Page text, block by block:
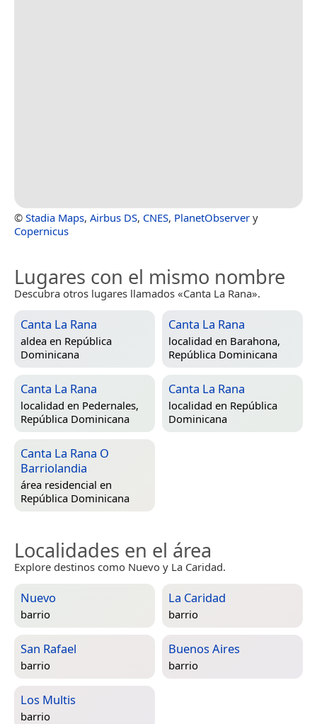
© Stadia Maps, Airbus DS, CNES, PlanetObserver y
Copernicus
Lugares con el mismo nombre
Descubra otros lugares llamados «Canta La Rana».
Canta La Rana
aldea en República
Dominicana
Canta La Rana
localidad en Barahona,
República Dominicana
Canta La Rana
localidad en Pedernales,
República Dominicana
Canta La Rana
localidad en República
Dominicana
Canta La Rana O
Barriolandia
área residencial en
República Dominicana
Localidades en el área
Explore destinos como Nuevo y La Caridad.
Nuevo
barrio
La Caridad
barrio
San Rafael
barrio
Buenos Aires
barrio
Los Multis
barrio